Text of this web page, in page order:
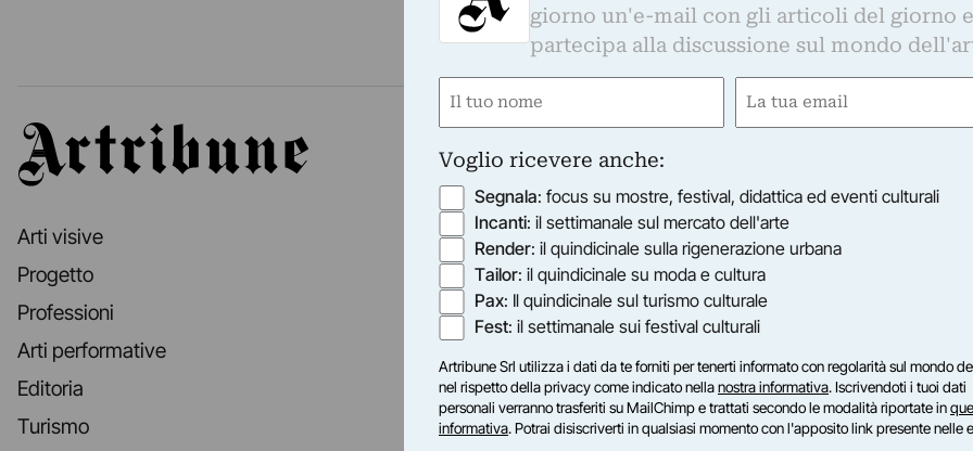
Artribune
Arti visive
Progetto
Professioni
Arti performative
Editoria
Turismo
giorno un'e-mail con gli articoli del giorno
partecipa alla discussione sul mondo
Nome
Email
Voglio ricevere anche:
Segnala: focus su mostre, festival, didattica ed eventi culturali
Incanti: il settimanale sul mercato dell'arte
Render: il quindicinale sulla rigenerazione urbana
Tailor: il quindicinale su moda e cultura
Pax: Il quindicinale sul turismo culturale
Fest: il settimanale sui festival culturali
Artribune Srl utilizza i dati da te forniti per tenerti informato con regolarità sul mondo
nel rispetto della privacy come indicato nellanostra informativa. Iscrivendoti i tuoi dati
personali verranno trasferiti su MailChimp e trattati secondo le modalità riportate in
informativa. Potrai disiscriverti in qualsiasi momento con l'apposito link presente nelle